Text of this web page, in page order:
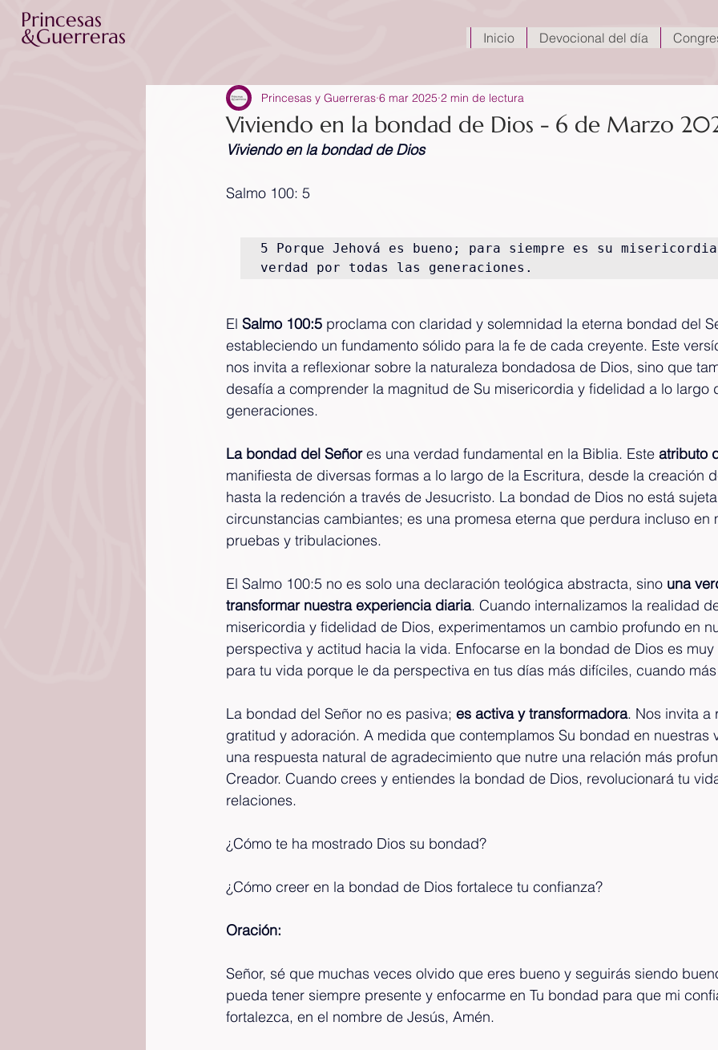
Princesas
&Guerreras Inicio Devocional del día
Viviendo en la bondad de Dios - 6 de Marzo
Princesas y Guerreras 6 mar 2025 2 min de lectura
Viviendo en la bondad de Dios
Salmo 100: 5
5 Porque Jehová es bueno; para siempre es su
verdad por todas las generaciones.
El Salmo 100:5 proclama con claridad y solemnidad la eterna bondad del
estableciendo un fundamento sólido para la fe de cada creyente. Este
nos invita a reflexionar sobre la naturaleza bondadosa de Dios, sino que
desafía a comprender la magnitud de Su misericordia y fidelidad a lo largo
generaciones.
La bondad del Señor es una verdad fundamental en la Biblia. Este atributo
manifiesta de diversas formas a lo largo de la Escritura, desde la creación
hasta la redención a través de Jesucristo. La bondad de Dios no está
circunstancias cambiantes; es una promesa eterna que perdura incluso
pruebas y tribulaciones.
El Salmo 100:5 no es solo una declaración teológica abstracta, sino una
transformar nuestra experiencia diaria. Cuando internalizamos la realidad
misericordia y fidelidad de Dios, experimentamos un cambio profundo en
perspectiva y actitud hacia la vida. Enfocarse en la bondad de Dios es
para tu vida porque le da perspectiva en tus días más difíciles, cuando
La bondad del Señor no es pasiva; es activa y transformadora. Nos invita
gratitud y adoración. A medida que contemplamos Su bondad en nuestras
una respuesta natural de agradecimiento que nutre una relación más
Creador. Cuando crees y entiendes la bondad de Dios, revolucionará tu
relaciones.
¿Cómo te ha mostrado Dios su bondad?
¿Cómo creer en la bondad de Dios fortalece tu confianza?
Oración:
Señor, sé que muchas veces olvido que eres bueno y seguirás siendo
pueda tener siempre presente y enfocarme en Tu bondad para que mi
fortalezca, en el nombre de Jesús, Amén.